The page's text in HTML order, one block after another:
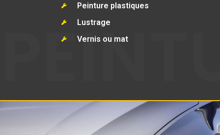
Peinture plastiques
Lustrage
Vernis ou mat